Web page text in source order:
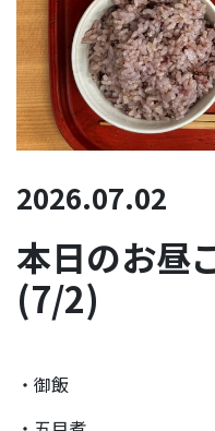
2026.07.02
本日のお昼
(7/2)
・御飯